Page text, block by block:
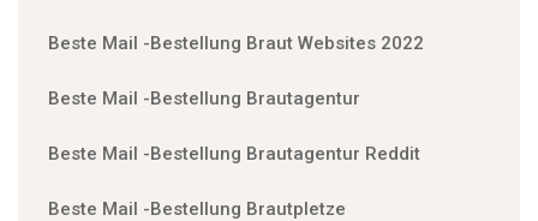
Beste Mail -Bestellung Braut Websites 2022
Beste Mail -Bestellung Brautagentur
Beste Mail -Bestellung Brautagentur Reddit
Beste Mail -Bestellung Brautpletze